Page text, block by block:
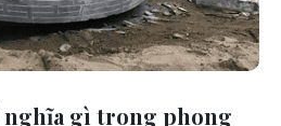
nghĩa gì trong phong